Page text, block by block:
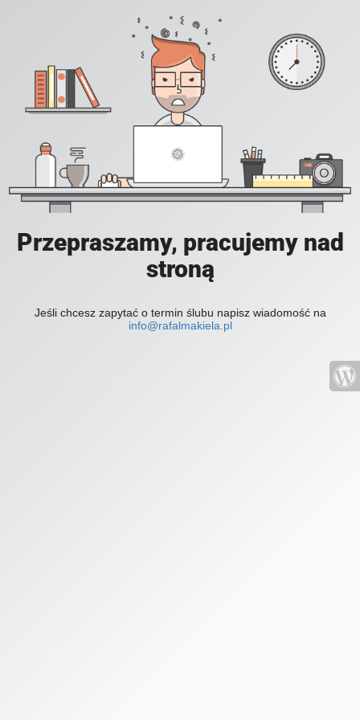
Przepraszamy, pracujemy nad
stroną
Jeśli chcesz zapytać o termin ślubu napisz wiadomość na
info@rafalmakiela.pl